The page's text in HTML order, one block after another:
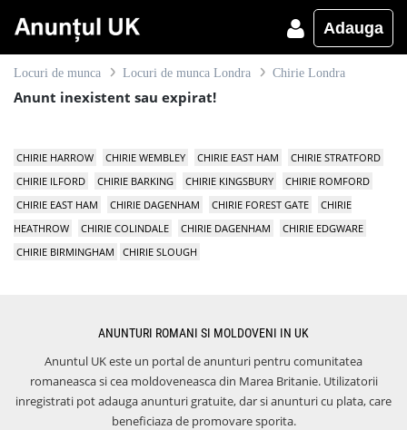
Adauga
Locuri de munca Locuri de munca Londra Chirie Londra
Anunt inexistent sau expirat!
CHIRIE HARROW CHIRIE WEMBLEY CHIRIE EAST HAM
CHIRIE STRATFORD
CHIRIE ILFORD
CHIRIE BARKING CHIRIE KINGSBURY
CHIRIE ROMFORD
CHIRIE EAST HAM
CHIRIE DAGENHAM CHIRIE FOREST GATE
CHIRIE
HEATHROW
CHIRIE COLINDALE CHIRIE DAGENHAM
CHIRIE EDGWARE
CHIRIE BIRMINGHAM
CHIRIE SLOUGH
ANUNTURI ROMANI SI MOLDOVENI IN UK
Anuntul UK este un portal de anunturi pentru comunitatea
romaneasca si cea moldoveneasca din Marea Britanie. Utilizatorii
inregistrati pot adauga anunturi gratuite, dar si anunturi cu plata, care
beneficiaza de promovare sporita.